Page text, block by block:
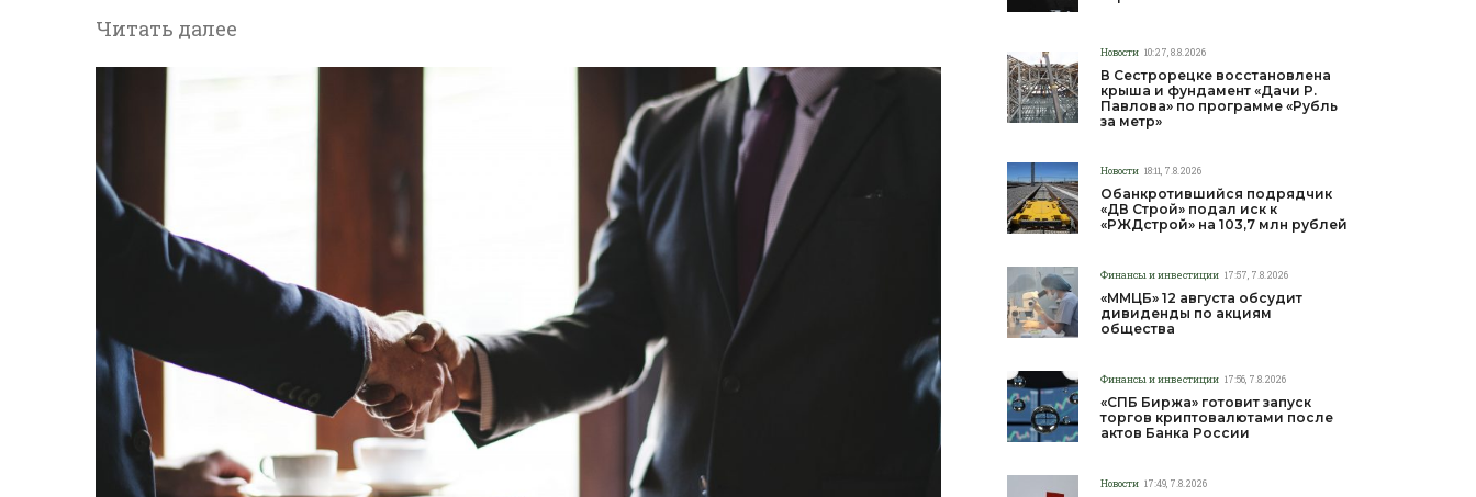
Читать далее
Новости 10:27, 8.8.2026
В Сестрорецке восстановлена
крыша и фундамент «Дачи Р.
Павлова» по программе «Рубль
за метр»
Новости 18:11, 7.8.2026
Обанкротившийся подрядчик
«ДВ Строй» подал иск к
«РЖДстрой» на 103,7 млн рублей
Финансы и инвестиции 17:57, 7.8.2026
«ММЦБ» 12 августа обсудит
дивиденды по акциям
общества
Финансы и инвестиции 17:56, 7.8.2026
«СПБ Биржа» готовит запуск
торгов криптовалютами после
актов Банка России
Новости 17:49, 7.8.2026